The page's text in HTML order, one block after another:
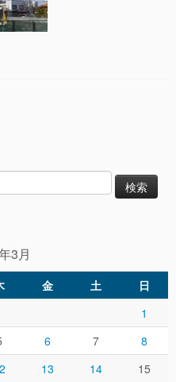
3月
金 土 日
1
6 7
8
13 14
15